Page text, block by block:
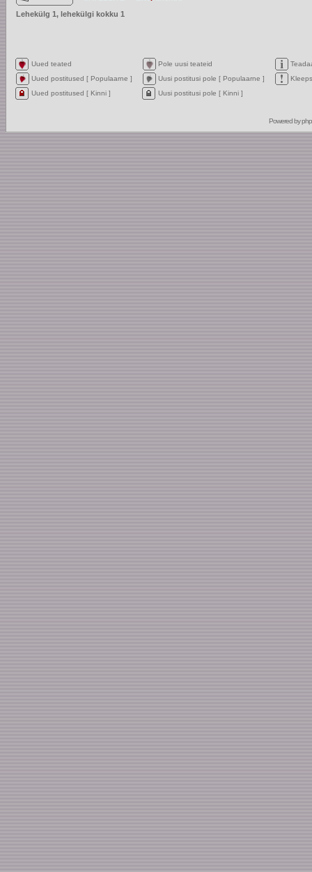
Lehekülg 1, lehekülgi kokku 1
Uued teated Pole uusi teateid
Uued postitused [ Populaarne ]
Uusi postitusi pole [ Populaarne ]
Kleeps
Uued postitused [ Kinni ]
Uusi postitusi pole [ Kinni ]
Powered by